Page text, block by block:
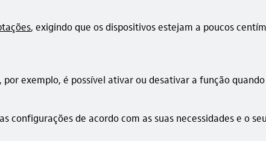
, exigindo que os dispositivos estejam a poucos
, por exemplo, é possível ativar ou desativar a função
de acordo com as suas necessidades e o